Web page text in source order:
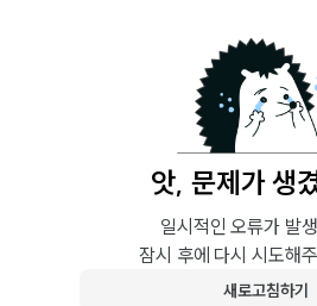
앗, 문제가 생
일시적인 오류가 발
잠시 후에 다시 시도해
새로고침하기